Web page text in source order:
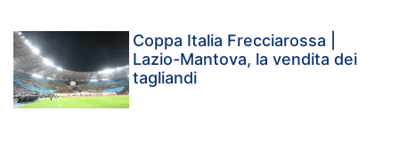
Coppa Italia Frecciarossa |
Lazio-Mantova, la vendita dei
tagliandi